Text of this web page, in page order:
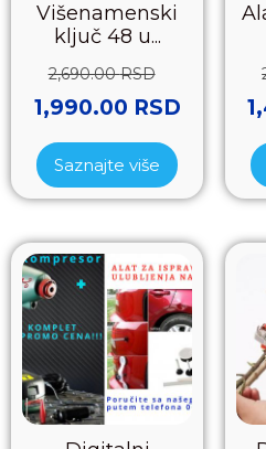
Višenamenski
ključ 48 u...
2,690.00RSD
1,990.00 RSD
Saznajte više